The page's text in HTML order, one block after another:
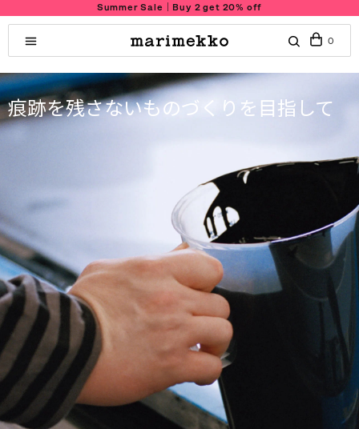
Summer Sale｜Buy 2 get 20% off
0
痕跡を残さないものづくりを目指して